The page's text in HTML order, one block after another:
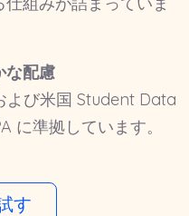
な配慮
よび米国 Student Data
に準拠しています。
す